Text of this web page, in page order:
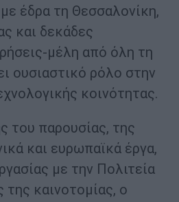
έδρα τη Θεσσαλονίκη,
και δεκάδες
μέλη από όλη τη
ουσιαστικό ρόλο στην
κοινότητας.
του παρουσίας, της
και ευρωπαϊκά έργα,
με την Πολιτεία
καινοτομίας, ο